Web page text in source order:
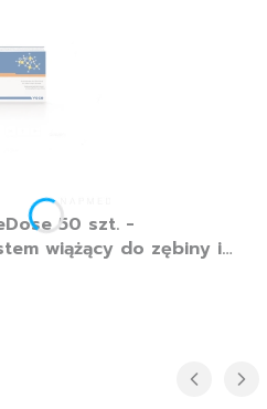
50 szt. -
wiążący do zębiny i